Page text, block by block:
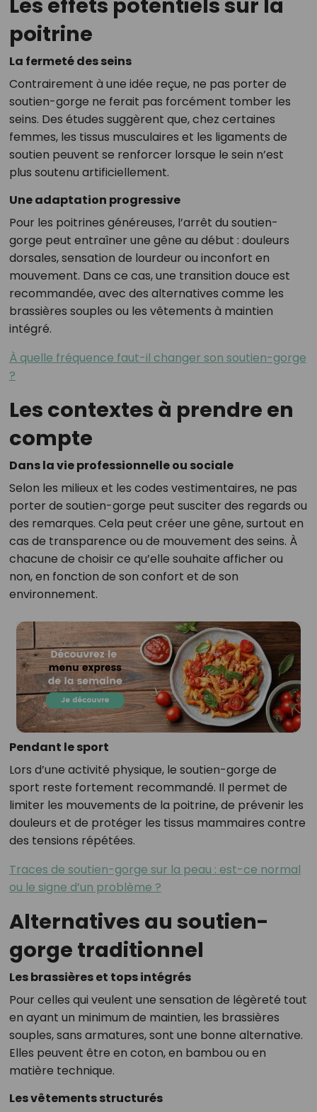
Les effets potentiels sur la
poitrine
La fermeté des seins
Contrairement à une idée reçue, ne pas porter de
soutien-gorge ne ferait pas forcément tomber les
seins. Des études suggèrent que, chez certaines
femmes, les tissus musculaires et les ligaments de
soutien peuvent se renforcer lorsque le sein n’est
plus soutenu artificiellement.
Une adaptation progressive
Pour les poitrines généreuses, l’arrêt du soutien-
gorge peut entraîner une gêne au début : douleurs
dorsales, sensation de lourdeur ou inconfort en
mouvement. Dans ce cas, une transition douce est
recommandée, avec des alternatives comme les
brassières souples ou les vêtements à maintien
intégré.
À quelle fréquence faut-il changer son soutien-gorge
?
Les contextes à prendre en
compte
Dans la vie professionnelle ou sociale
Selon les milieux et les codes vestimentaires, ne pas
porter de soutien-gorge peut susciter des regards ou
des remarques. Cela peut créer une gêne, surtout en
cas de transparence ou de mouvement des seins. À
chacune de choisir ce qu’elle souhaite afficher ou
non, en fonction de son confort et de son
environnement.
Pendant le sport
Lors d’une activité physique, le soutien-gorge de
sport reste fortement recommandé. Il permet de
limiter les mouvements de la poitrine, de prévenir les
douleurs et de protéger les tissus mammaires contre
des tensions répétées.
Traces de soutien-gorge sur la peau : est-ce normal
ou le signe d’un problème ?
Alternatives au soutien-
gorge traditionnel
Les brassières et tops intégrés
Pour celles qui veulent une sensation de légèreté tout
en ayant un minimum de maintien, les brassières
souples, sans armatures, sont une bonne alternative.
Elles peuvent être en coton, en bambou ou en
matière technique.
Les vêtements structurés